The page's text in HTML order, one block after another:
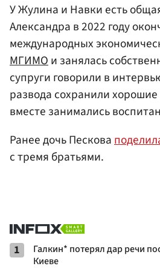
У Жулина и Навки есть
Александра в 2022 году
международных
МГИМОи занялась
супруги говорили в
развода сохранили
вместе занимались
Ранее дочь Пескова
с тремя братьями.
1
Галкин* потерял дар речи
Киеве